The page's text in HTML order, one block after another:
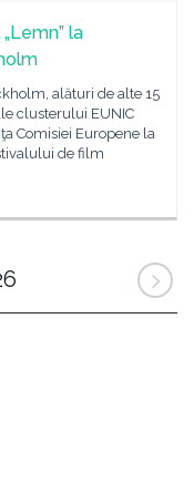
la
alături de alte 15
clusterului EUNIC
Comisiei Europene la
de film